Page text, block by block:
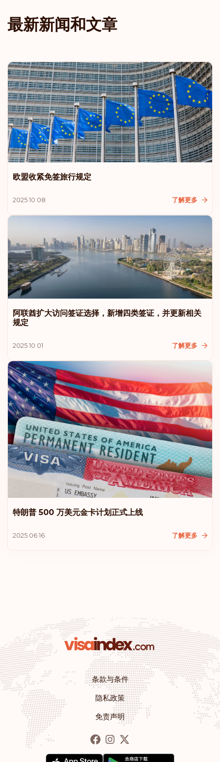
马耳他
葡萄牙
英国
排名: 6 目的地:187
匈牙利
排名: 7 目的地:186
加拿大
排名: 8 目的地:185
波兰
斯洛文尼亚
排名: 9 目的地: 184
爱沙尼亚
拉脱维亚
列支敦士登
马来西亚
新西兰
立陶宛
美国
排名: 11 目的地:180
摩纳哥
排名: 12
罗马尼亚
最新新闻和文章
欧盟收紧免签旅行规定
2025 10 08 了解更多
阿联酋扩大访问签证选择，新增四类签证，并更新相关
规定
2025 10 01 了解更多
特朗普 500 万美元金卡计划正式上线
2025 06 16 了解更多
条款与条件
隐私政策
免责声明